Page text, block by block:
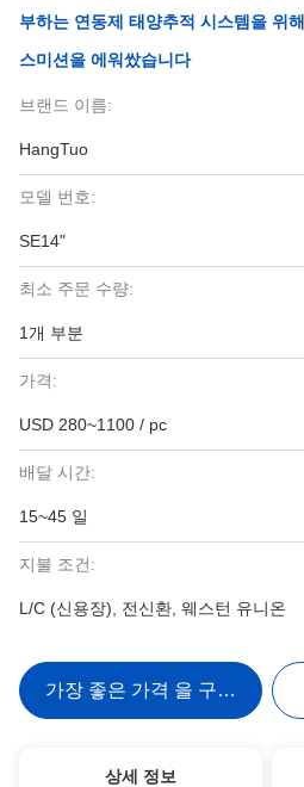
부하는 연동제 태양추적 시스템을 위
스미션을 에워쌌습니다
브랜드 이름:
HangTuo
모델 번호:
SE14"
최소 주문 수량:
1개 부분
가격:
USD 280~1100 / pc
배달 시간:
15~45 일
지불 조건:
L/C (신용장), 전신환, 웨스턴 유니온
가장 좋은 가격 을 구하라
상세 정보